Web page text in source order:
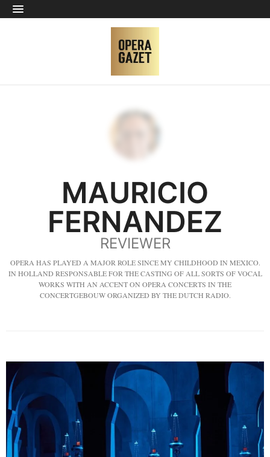
MAURICIO
FERNANDEZ
REVIEWER
OPERA HAS PLAYED A MAJOR ROLE SINCE MY CHILDHOOD IN MEXICO.
IN HOLLAND RESPONSABLE FOR THE CASTING OF ALL SORTS OF VOCAL
WORKS WITH AN ACCENT ON OPERA CONCERTS IN THE
CONCERTGEBOUW ORGANIZED BY THE DUTCH RADIO.